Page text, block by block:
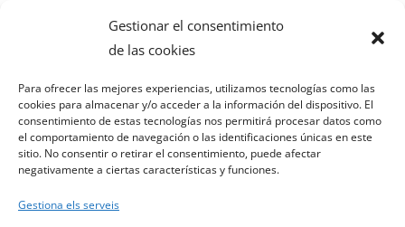
Gestionar el consentimiento
de las cookies
Para ofrecer las mejores experiencias, utilizamos tecnologías como las
cookies para almacenar y/o acceder a la información del dispositivo. El
consentimiento de estas tecnologías nos permitirá procesar datos como
el comportamiento de navegación o las identificaciones únicas en este
sitio. No consentir o retirar el consentimiento, puede afectar
negativamente a ciertas características y funciones.
Gestiona els serveis

ariadnabailo